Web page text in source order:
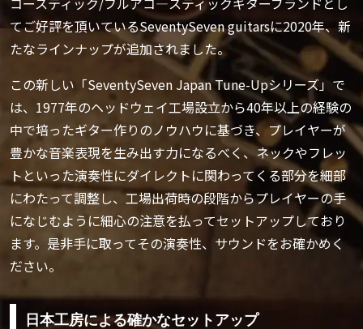
てご好評を頂いているSeventySeven guitarsに2020年、新
たなラインナップが追加されました。
この新しい「SeventySeven Japan Tune-Upシリーズ」で
は、1977年のヘッドウェイ工場設立から40年以上の経験の
中で培ったギター作りのノウハウに基づき、プレイヤーが
豊かな音楽表現を生み出す力になるべく、ネックやフレッ
トといった演奏性にダイレクトに関わってくる部分を細部
にわたって調整し、工場出荷時の段階からプレイヤーの手
になじむように細心の注意を払ってセットアップしており
ます。是非手に取ってその演奏性、サウンドをお確かめく
ださい。
日本工房による確かなセットアップ